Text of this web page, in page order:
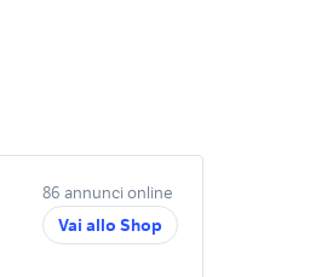
86 annunci online
Vai allo Shop